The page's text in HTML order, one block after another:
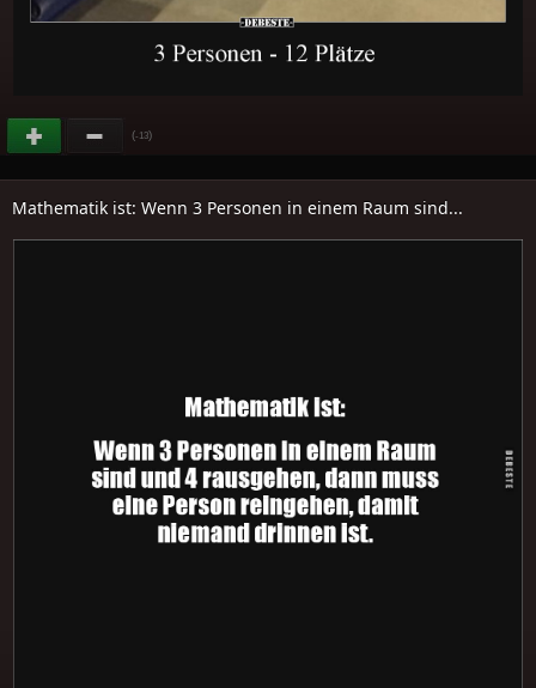
(-13)
Mathematik ist: Wenn 3 Personen in einem Raum sind...